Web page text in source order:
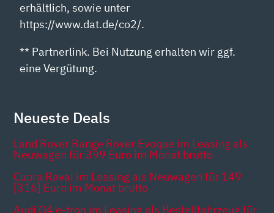
erhältlich, sowie unter
https://www.dat.de/co2/.
** Partnerlink. Bei Nutzung erhalten wir ggf.
eine Vergütung.
Neueste Deals
Land Rover Range Rover Evoque im Leasing als
Neuwagen für 399 Euro im Monat brutto
Cupra Raval im Leasing als Neuwagen für 149
[316] Euro im Monat brutto
Audi Q4 e-tron im Leasing als Bestellfahrzeug für